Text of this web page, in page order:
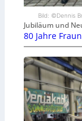
Bild: ©Dennis
Jubiläum und
80 Jahre